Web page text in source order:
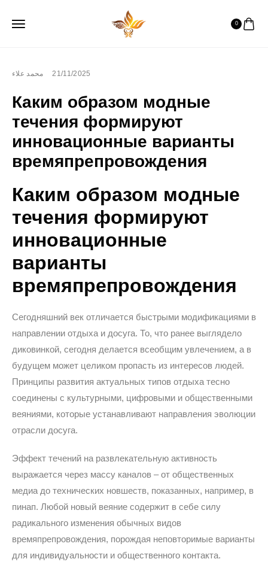
0
محمد علاء 21/11/2025
Каким образом модные
течения формируют
инновационные варианты
времяпрепровождения
Каким образом модные
течения формируют
инновационные
варианты
времяпрепровождения
Сегодняшний век отличается быстрыми модификациями в
направлении отдыха и досуга. То, что ранее выглядело
диковинкой, сегодня делается всеобщим увлечением, а в
будущем может целиком пропасть из интересов людей.
Принципы развития актуальных типов отдыха тесно
соединены с культурными, цифровыми и общественными
веяниями, которые устанавливают направления эволюции
отрасли досуга.
Эффект течений на развлекательную активность
выражается через массу каналов – от общественных
медиа до технических новшеств, показанных, например, в
пинап. Любой новый веяние содержит в себе силу
радикального изменения обычных видов
времяпрепровождения, порождая неповторимые варианты
для индивидуальности и общественного контакта.